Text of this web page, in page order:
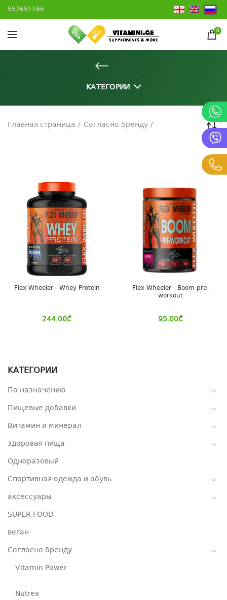
557651166
0
КАТЕГОРИИ
КАТЕГОРИИ
По назначению
Пищевые добавки
Витамин и минерал
здоровая пища
Одноразовый
Спортивная одежда и обувь
аксессуары
SUPER FOOD
веган
Согласно бренду
Vitamin Power
Nutrex
Главная страница Согласно бренду
Flex Wheeler - Whey Protein
244.00₾
Flex Wheeler - Boom pre-
workout
95.00₾